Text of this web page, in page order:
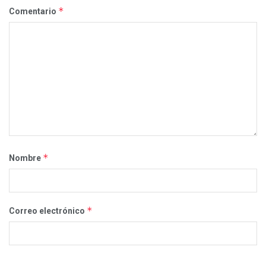
Comentario *
Nombre *
Correo electrónico *